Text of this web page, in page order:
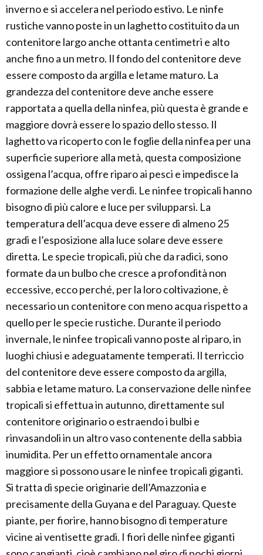
inverno e si accelera nel periodo estivo. Le ninfe
rustiche vanno poste in un laghetto costituito da un
contenitore largo anche ottanta centimetri e alto
anche fino a un metro. Il fondo del contenitore deve
essere composto da argilla e letame maturo. La
grandezza del contenitore deve anche essere
rapportata a quella della ninfea, più questa è grande e
maggiore dovrà essere lo spazio dello stesso. Il
laghetto va ricoperto con le foglie della ninfea per una
superficie superiore alla metà, questa composizione
ossigena l’acqua, offre riparo ai pesci e impedisce la
formazione delle alghe verdi. Le ninfee tropicali hanno
bisogno di più calore e luce per svilupparsi. La
temperatura dell’acqua deve essere di almeno 25
gradi e l’esposizione alla luce solare deve essere
diretta. Le specie tropicali, più che da radici, sono
formate da un bulbo che cresce a profondità non
eccessive, ecco perché, per la loro coltivazione, è
necessario un contenitore con meno acqua rispetto a
quello per le specie rustiche. Durante il periodo
invernale, le ninfee tropicali vanno poste al riparo, in
luoghi chiusi e adeguatamente temperati. Il terriccio
del contenitore deve essere composto da argilla,
sabbia e letame maturo. La conservazione delle ninfee
tropicali si effettua in autunno, direttamente sul
contenitore originario o estraendo i bulbi e
rinvasandoli in un altro vaso contenente della sabbia
inumidita. Per un effetto ornamentale ancora
maggiore si possono usare le ninfee tropicali giganti.
Si tratta di specie originarie dell’Amazzonia e
precisamente della Guyana e del Paraguay. Queste
piante, per fiorire, hanno bisogno di temperature
vicine ai ventisette gradi. I fiori delle ninfee giganti